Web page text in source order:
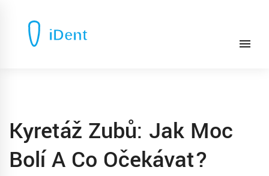
Kyretáž Zubů: Jak Moc
Bolí A Co Očekávat?